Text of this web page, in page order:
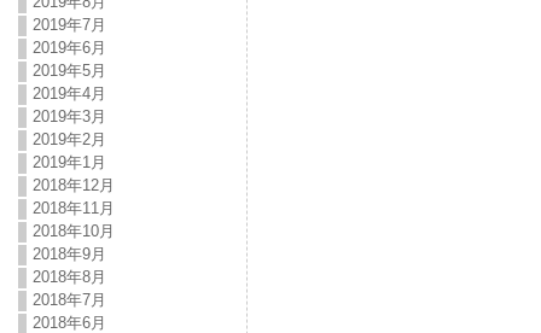
2019年7月
2019年6月
2019年5月
2019年4月
2019年3月
2019年2月
2019年1月
2018年12月
2018年11月
2018年10月
2018年9月
2018年8月
2018年7月
2018年6月